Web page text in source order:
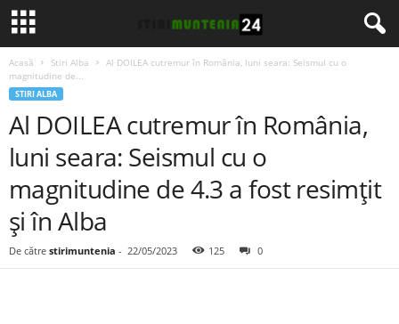
Acasă Stiri Alba
Al DOILEA cutremur în România, luni seara: Seismul cu o
magnitudine de...
STIRI ALBA
Al DOILEA cutremur în România,
luni seara: Seismul cu o
magnitudine de 4.3 a fost resimțit
și în Alba
De către stirimuntenia - 22/05/2023 125 0